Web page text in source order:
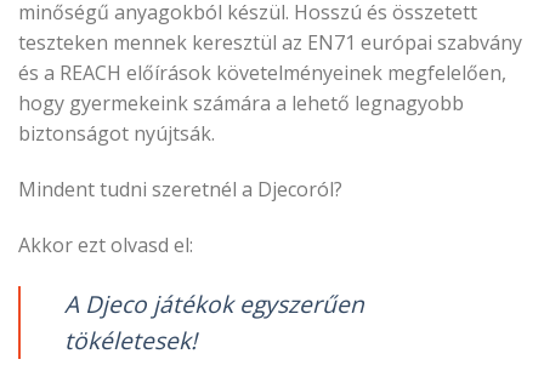
minőségű anyagokból készül. Hosszú és összetett
teszteken mennek keresztül az EN71 európai szabvány
és a REACH előírások követelményeinek megfelelően,
hogy gyermekeink számára a lehető legnagyobb
biztonságot nyújtsák.
Mindent tudni szeretnél a Djecoról?
Akkor ezt olvasd el:
A Djeco játékok egyszerűen
tökéletesek!